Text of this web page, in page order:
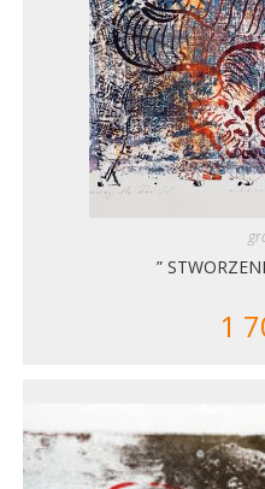
”
1